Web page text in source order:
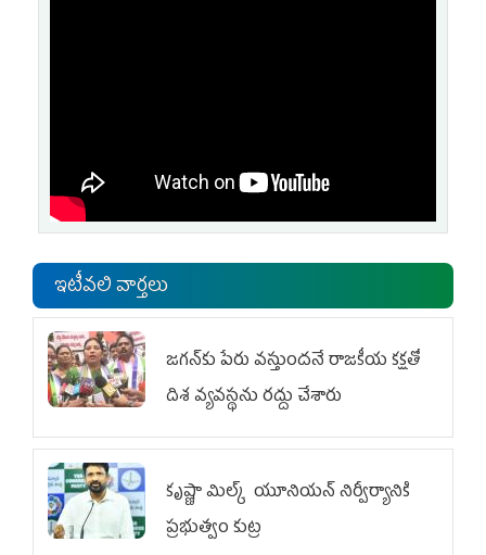
ఇటీవలి వార్తలు
జగన్‌కు పేరు వస్తుందనే రాజకీయ కక్షతో
దిశ వ్య‌వ‌స్థ‌ను రద్దు చేశారు
కృష్ణా మిల్క్‌ యూనియన్‌ నిర్వీర్యానికి
ప్రభుత్వం కుట్ర